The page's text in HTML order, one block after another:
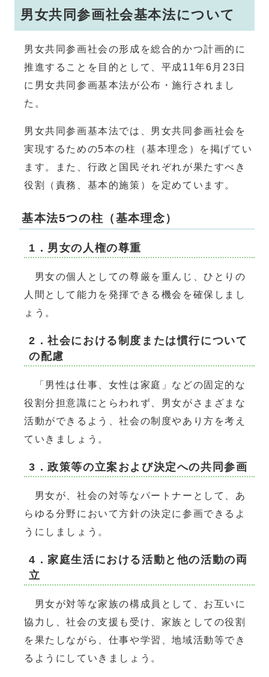
男女共同参画社会基本法について
男女共同参画社会の形成を総合的かつ計画的に
推進することを目的として、平成11年6月23日
に男女共同参画基本法が公布・施行されまし
た。
男女共同参画基本法では、男女共同参画社会を
実現するための5本の柱（基本理念）を掲げてい
ます。また、行政と国民それぞれが果たすべき
役割（責務、基本的施策）を定めています。
基本法5つの柱（基本理念）
1．男女の人権の尊重
男女の個人としての尊厳を重んじ、ひとりの
人間として能力を発揮できる機会を確保しまし
ょう。
2．社会における制度または慣行について
の配慮
「男性は仕事、女性は家庭」などの固定的な
役割分担意識にとらわれず、男女がさまざまな
活動ができるよう、社会の制度やあり方を考え
ていきましょう。
3．政策等の立案および決定への共同参画
男女が、社会の対等なパートナーとして、あ
らゆる分野において方針の決定に参画できるよ
うにしましょう。
4．家庭生活における活動と他の活動の両
立
男女が対等な家族の構成員として、お互いに
協力し、社会の支援も受け、家族としての役割
を果たしながら、仕事や学習、地域活動等でき
るようにしていきましょう。